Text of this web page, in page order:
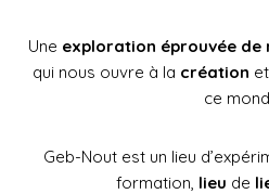
Une exploration éprouvée de
qui nous ouvre à la création
ce
Geb-Nout est un lieu
formation, lieu de